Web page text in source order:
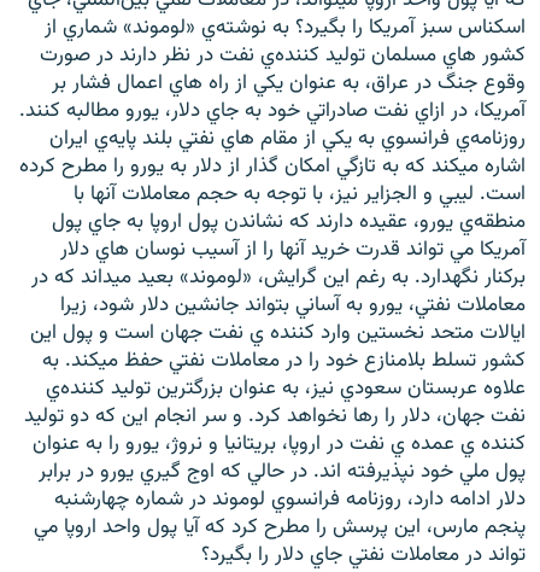
به ما بپیوندید
زبان‌های دیگر
اسكناس سبز آمريكا را بگيرد؟ به نوشته‌ي «لوموند» شماري از
كشور هاي مسلمان توليد كننده‌ي نفت در نظر دارند در صورت
وقوع جنگ در عراق، به عنوان يكي از راه هاي اعمال فشار بر
آمريكا، در ازاي نفت صادراتي خود به جاي دلار، يورو مطالبه كنند.
روزنامه‌ي فرانسوي به يكي از مقام هاي نفتي بلند پايه‌ي ايران
اشاره ميكند كه به تازگي امكان گذار از دلار به يورو را مطرح كرده
است. ليبي و الجزاير نيز، با توجه به حجم معاملات آنها با
منطقه‌ي يورو، عقيده دارند كه نشاندن پول اروپا به جاي پول
آمريكا مي تواند قدرت خريد آنها را از آسيب نوسان هاي دلار
بركنار نگهدارد. به رغم اين گرايش، «لوموند» بعيد ميداند كه در
معاملات نفتي، يورو به آساني بتواند جانشين دلار شود، زيرا
ايالات متحد نخستين وارد كننده ي نفت جهان است و پول اين
كشور تسلط بلامنازع خود را در معاملات نفتي حفظ ميكند. به
علاوه عربستان سعودي نيز، به عنوان بزرگترين توليد كننده‌ي
نفت جهان، دلار را رها نخواهد كرد. و سر انجام اين كه دو توليد
كننده ي عمده ي نفت در اروپا، بريتانيا و نروژ، يورو را به عنوان
پول ملي خود نپذيرفته اند. در حالي كه اوج گيري يورو در برابر
دلار ادامه دارد، روزنامه فرانسوي لوموند در شماره چهارشنبه
پنجم مارس، اين پرسش را مطرح كرد كه آيا پول واحد اروپا مي
تواند در معاملات نفتي جاي دلار را بگيرد؟